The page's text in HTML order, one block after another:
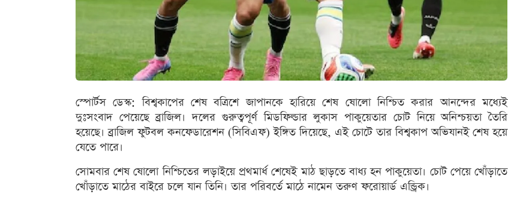
স্পোর্টস ডেস্ক: বিশ্বকাপের শেষ বত্রিশে জাপানকে হারিয়ে শেষ ষোলো নিশ্চিত করার আনন্দের মধ্যেই
দুঃসংবাদ পেয়েছে ব্রাজিল। দলের গুরুত্বপূর্ণ মিডফিল্ডার লুকাস পাকুয়েতার চোট নিয়ে অনিশ্চয়তা তৈরি
হয়েছে। ব্রাজিল ফুটবল কনফেডারেশন (সিবিএফ) ইঙ্গিত দিয়েছে, এই চোটে তার বিশ্বকাপ অভিযানই শেষ হয়ে
যেতে পারে।
সোমবার শেষ ষোলো নিশ্চিতের লড়াইয়ে প্রথমার্ধ শেষেই মাঠ ছাড়তে বাধ্য হন পাকুয়েতা। চোট পেয়ে খোঁড়াতে
খোঁড়াতে মাঠের বাইরে চলে যান তিনি। তার পরিবর্তে মাঠে নামেন তরুণ ফরোয়ার্ড এন্ড্রিক।